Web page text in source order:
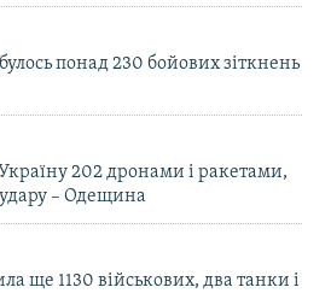
понад 230 бойових зіткнень
202 дронами і ракетами,
– Одещина
ще 1130 військових, два танки і